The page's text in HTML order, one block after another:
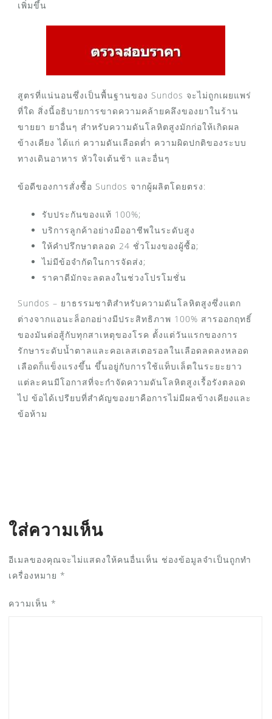
เพิ่มขึ้น
สูตรที่แน่นอนซึ่งเป็นพื้นฐานของ Sundos จะไม่ถูกเผยแพร่
ที่ใด สิ่งนี้อธิบายการขาดความคล้ายคลึงของยาในร้าน
ขายยา ยาอื่นๆ สำหรับความดันโลหิตสูงมักก่อให้เกิดผล
ข้างเคียง ได้แก่ ความดันเลือดต่ำ ความผิดปกติของระบบ
ทางเดินอาหาร หัวใจเต้นช้า และอื่นๆ
ข้อดีของการสั่งซื้อ Sundos จากผู้ผลิตโดยตรง:
รับประกันของแท้ 100%;
บริการลูกค้าอย่างมืออาชีพในระดับสูง
ให้คำปรึกษาตลอด 24 ชั่วโมงของผู้ซื้อ;
ไม่มีข้อจำกัดในการจัดส่ง;
ราคาดีมักจะลดลงในช่วงโปรโมชั่น
Sundos – ยาธรรมชาติสำหรับความดันโลหิตสูงซึ่งแตก
ต่างจากแอนะล็อกอย่างมีประสิทธิภาพ 100% สารออกฤทธิ์
ของมันต่อสู้กับทุกสาเหตุของโรค ตั้งแต่วันแรกของการ
รักษาระดับน้ำตาลและคอเลสเตอรอลในเลือดลดลงหลอด
เลือดก็แข็งแรงขึ้น ขึ้นอยู่กับการใช้แท็บเล็ตในระยะยาว
แต่ละคนมีโอกาสที่จะกำจัดความดันโลหิตสูงเรื้อรังตลอด
ไป ข้อได้เปรียบที่สำคัญของยาคือการไม่มีผลข้างเคียงและ
ข้อห้าม
ใส่ความเห็น
อีเมลของคุณจะไม่แสดงให้คนอื่นเห็น ช่องข้อมูลจำเป็นถูกทำ
เครื่องหมาย *
ความเห็น *